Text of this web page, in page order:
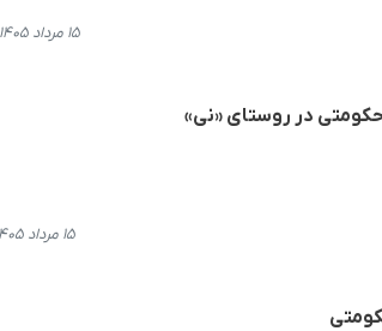
۱۵ مرداد ۱۴۰۵، ۲۰:۳۴
در روستای «نی»
۱۵ مرداد ۱۴۰۵، ۱۲:۳۷